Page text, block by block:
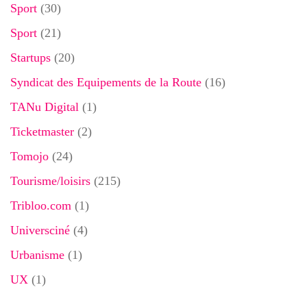
Sport (30)
Sport (21)
Startups (20)
Syndicat des Equipements de la Route (16)
TANu Digital (1)
Ticketmaster (2)
Tomojo (24)
Tourisme/loisirs (215)
Tribloo.com (1)
Universciné (4)
Urbanisme (1)
UX (1)